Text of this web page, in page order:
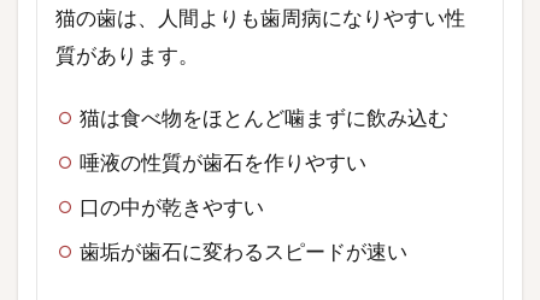
猫の歯は、人間よりも歯周病になりやすい性
質があります。
猫は食べ物をほとんど噛まずに飲み込む
唾液の性質が歯石を作りやすい
口の中が乾きやすい
歯垢が歯石に変わるスピードが速い